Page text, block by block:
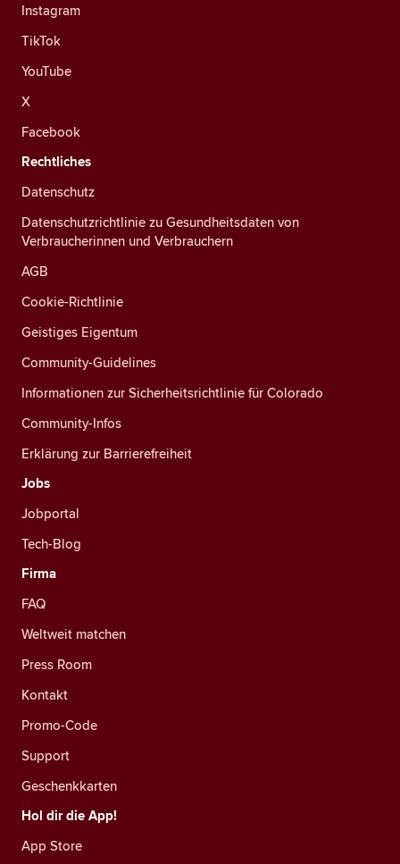
Instagram
TikTok
YouTube
X
Facebook
Rechtliches
Datenschutz
Datenschutzrichtlinie zu Gesundheitsdaten von
Verbraucherinnen und Verbrauchern
AGB
Cookie-Richtlinie
Geistiges Eigentum
Community-Guidelines
Informationen zur Sicherheitsrichtlinie für Colorado
Community-Infos
Erklärung zur Barrierefreiheit
Jobs
Jobportal
Tech-Blog
Firma
FAQ
Weltweit matchen
Press Room
Kontakt
Promo-Code
Support
Geschenkkarten
Hol dir die App!
App Store